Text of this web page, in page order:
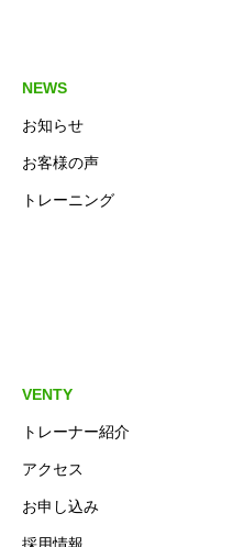
NEWS
お知らせ
お客様の声
トレーニング
VENTY
トレーナー紹介
アクセス
お申し込み